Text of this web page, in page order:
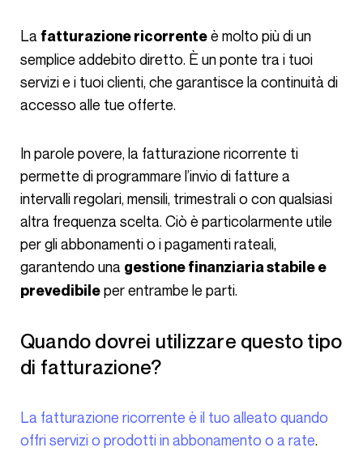
La fatturazione ricorrenteè molto più di un
semplice addebito diretto. È un ponte tra i tuoi
servizi e i tuoi clienti, che garantisce la continuità di
accesso alle tue offerte.
In parole povere, la fatturazione ricorrente ti
permette di programmare l’invio di fatture a
intervalli regolari, mensili, trimestrali o con qualsiasi
altra frequenza scelta. Ciò è particolarmente utile
per gli abbonamenti o i pagamenti rateali,
garantendo una gestione finanziaria stabile e
prevedibileper entrambe le parti.
Quando dovrei utilizzare questo tipo
di fatturazione?
La fatturazione ricorrente è il tuo alleato quando
offri servizi o prodotti in abbonamento o a rate.